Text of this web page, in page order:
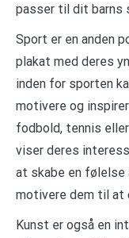
passer til dit barns
Sport er en anden
plakat med deres
inden for sporten
motivere og
fodbold, tennis
viser deres
at skabe en
motivere dem til at
Kunst er også en